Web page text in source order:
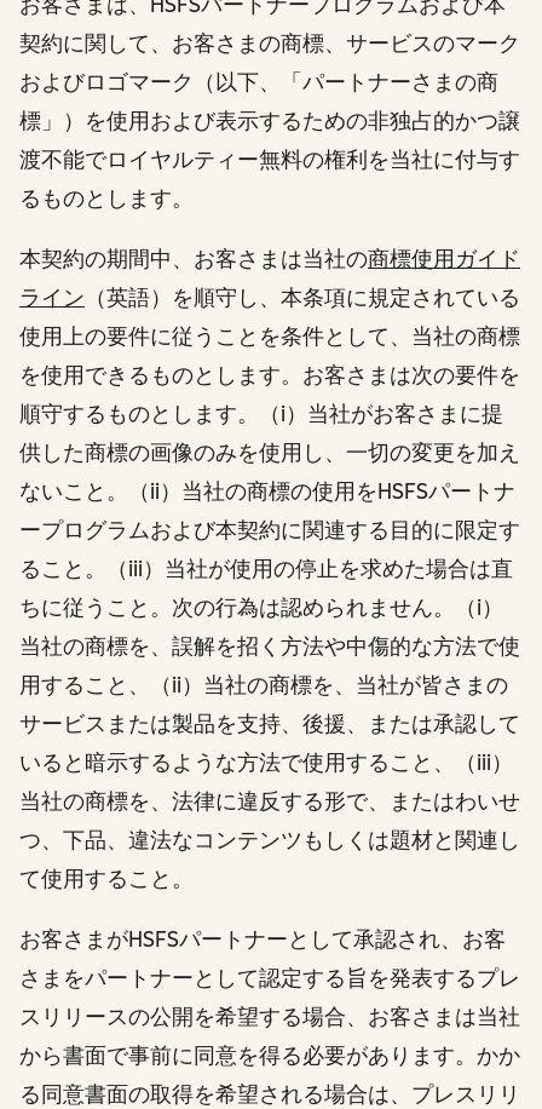
契約に関して、お客さまの商標、サービスのマーク
およびロゴマーク（以下、「パートナーさまの商
標」）を使用および表示するための非独占的かつ譲
渡不能でロイヤルティー無料の権利を当社に付与す
るものとします。
本契約の期間中、お客さまは当社の商標使用ガイド
ライン （英語） を順守し、本条項に規定されている
使用上の要件に従うことを条件として、当社の商標
を使用できるものとします。お客さまは次の要件を
順守するものとします。（i）当社がお客さまに提
供した商標の画像のみを使用し、一切の変更を加え
ないこと。（ii）当社の商標の使用をHSFSパートナ
ープログラムおよび本契約に関連する目的に限定す
ること。（iii）当社が使用の停止を求めた場合は直
ちに従うこと。次の行為は認められません。（i）
当社の商標を、誤解を招く方法や中傷的な方法で使
用すること、（ii）当社の商標を、当社が皆さまの
サービスまたは製品を支持、後援、または承認して
いると暗示するような方法で使用すること、（iii）
当社の商標を、法律に違反する形で、またはわいせ
つ、下品、違法なコンテンツもしくは題材と関連し
て使用すること。
お客さまがHSFSパートナーとして承認され、お客
さまをパートナーとして認定する旨を発表するプレ
スリリースの公開を希望する場合、お客さまは当社
から書面で事前に同意を得る必要があります。かか
る同意書面の取得を希望される場合は、プレスリリ